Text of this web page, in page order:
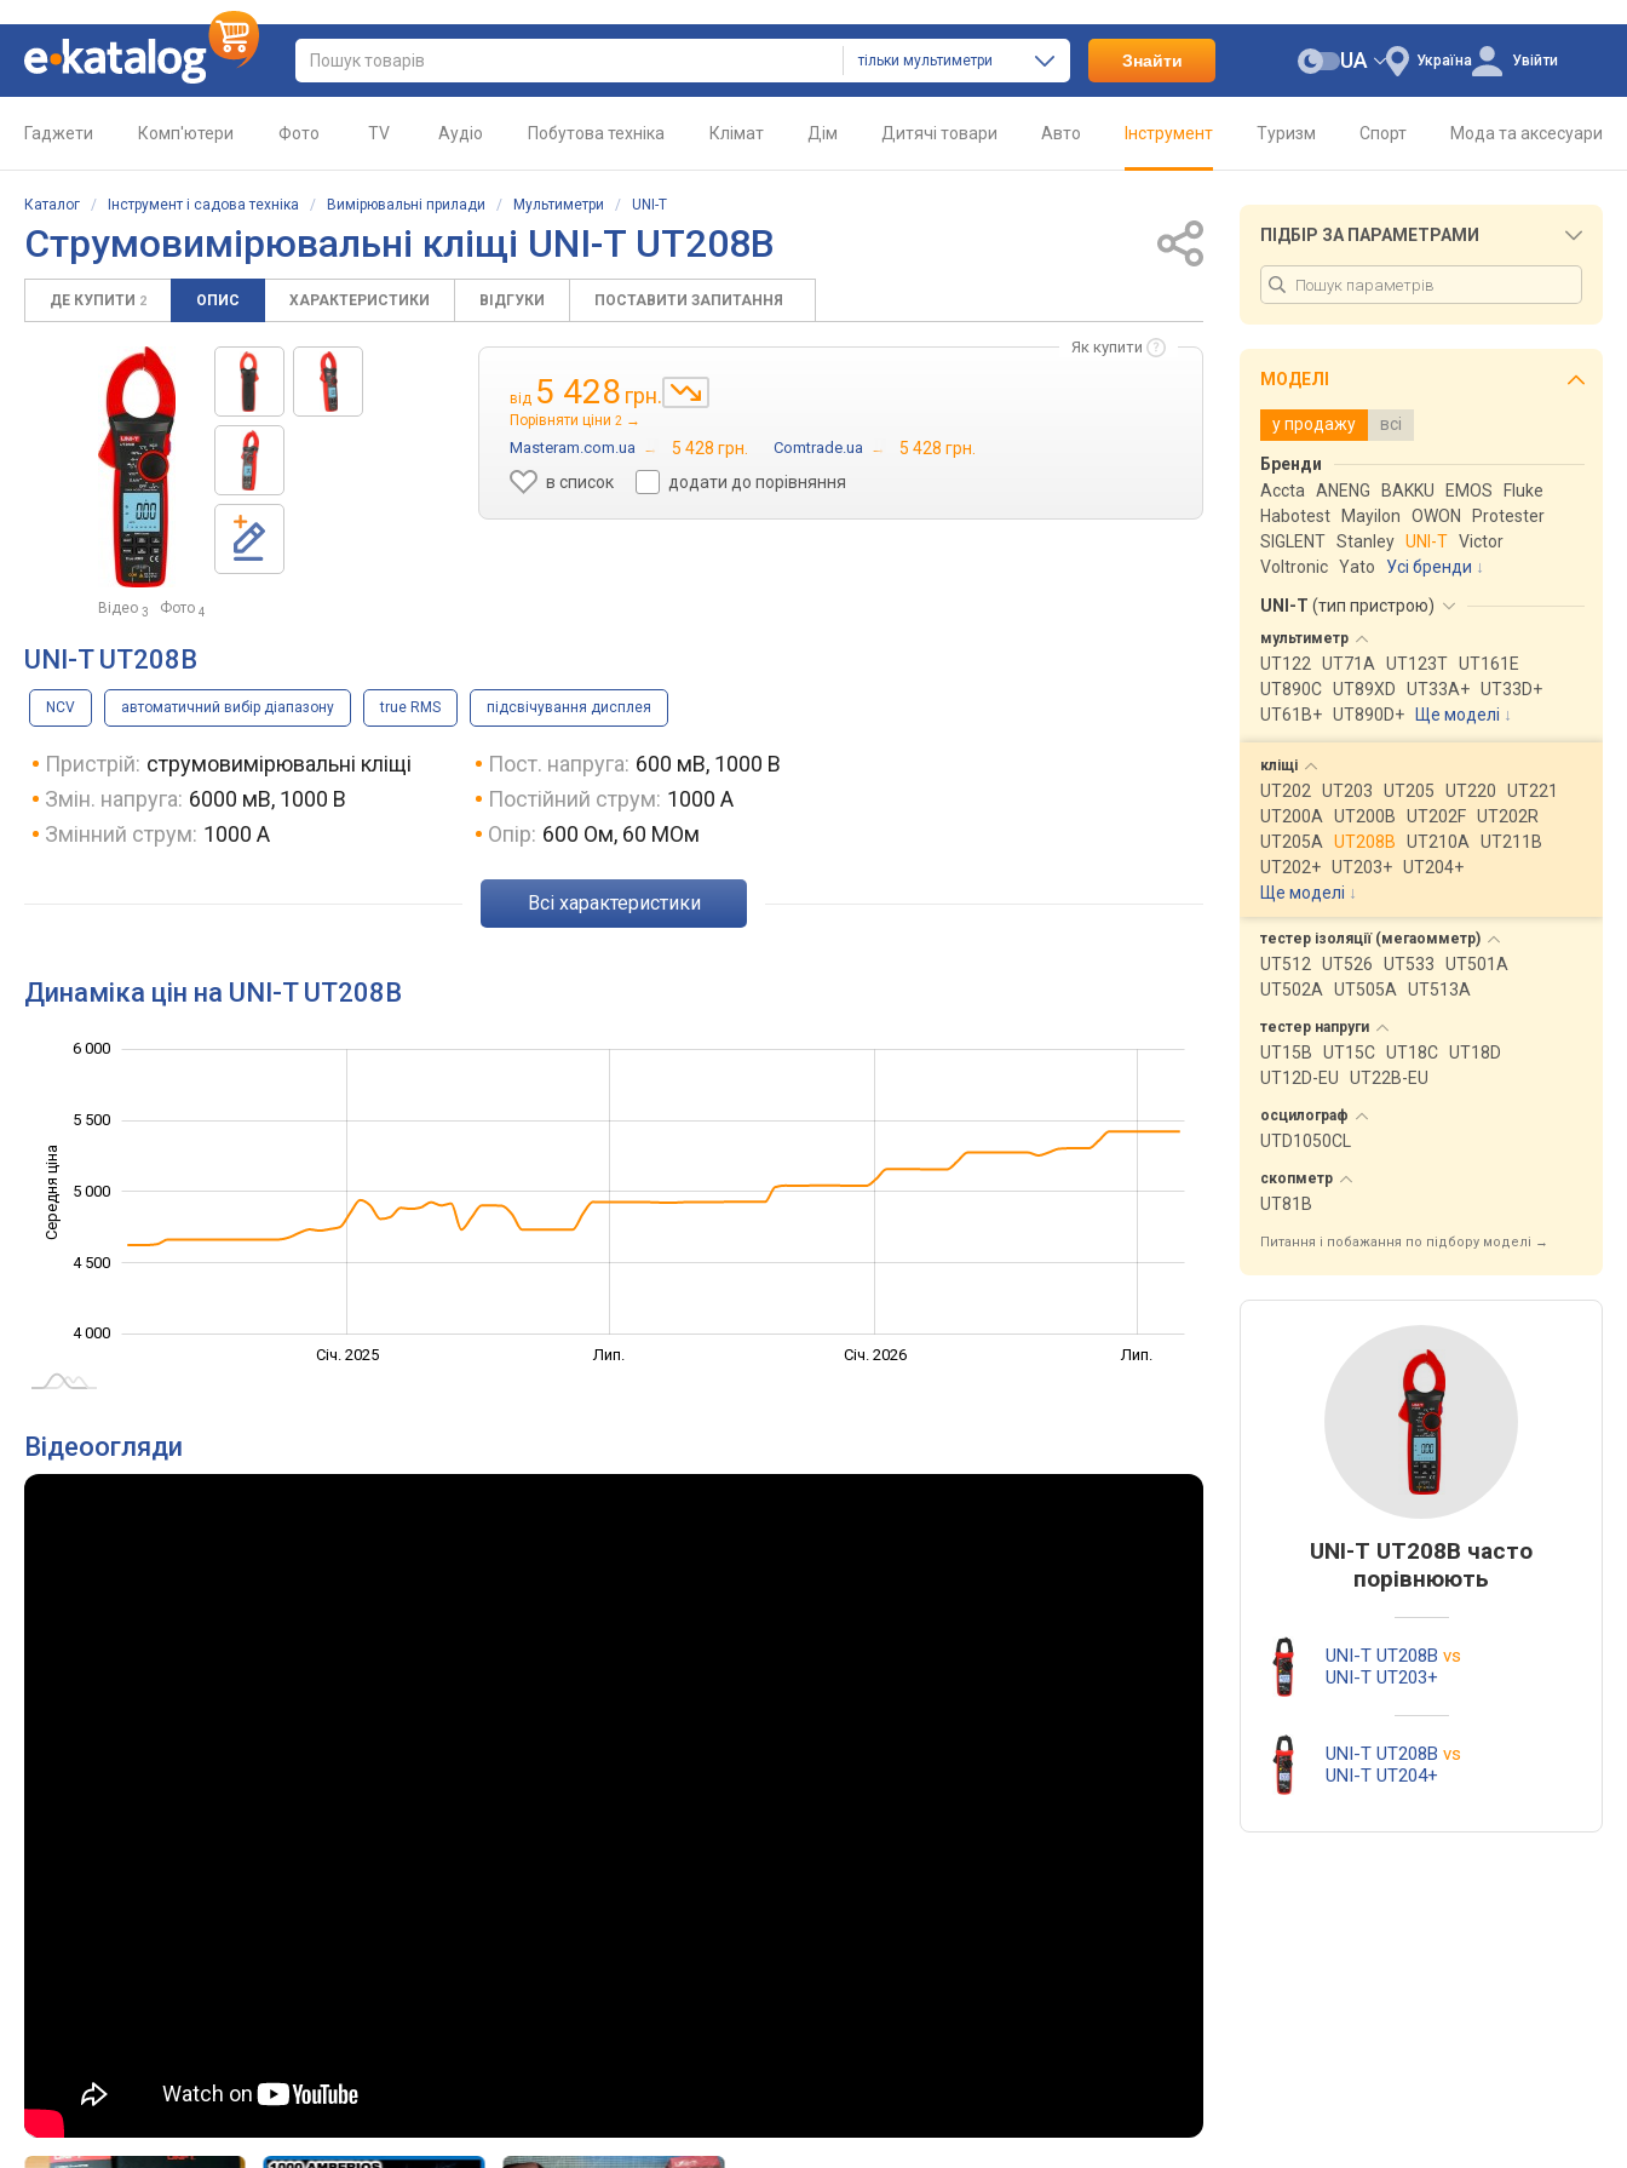
тільки мультиметри Знайти Україна
UA Увійти
Гаджети Комп'ютери Фото TV Аудіо Побутова техніка Клімат Дім Дитячі товари Авто Інструмент Туризм Спорт Мода та аксесуари
Каталог / Інструмент і садова техніка / Вимірювальні прилади / Мультиметри / UNI-T
Струмовимірювальні кліщі UNI-T UT208B
ДЕ КУПИТИ 2 ОПИС ХАРАКТЕРИСТИКИ ВІДГУКИ ПОСТАВИТИ ЗАПИТАННЯ
Відео 3 Фото 4
Як купити
від 5 428 грн.
Порівняти ціни 2 →
Masteram.com.ua → 5 428 грн. Comtrade.ua →
5 428 грн.
в список
додати до порівняння
UNI-T UT208B
NCV автоматичний вибір діапазону true RMS підсвічування дисплея
Пристрій: струмовимірювальні кліщі Пост. напруга: 600 мВ, 1000 В
Змін. напруга: 6000 мВ, 1000 В Постійний струм: 1000 А
Змінний струм: 1000 А Опір: 600 Ом, 60 МОм
Всі характеристики
Динаміка цін на UNI-T UT208B
Середня ціна 4 200
4 000
6 000
5 000
5 500
4 500
Січ. 2025 Лип. Січ. 2026 Лип.
Відеоогляди
ПІДБІР ЗА ПАРАМЕТРАМИ
МОДЕЛІ
у продажу всі
Бренди
Accta
ANENG BAKKU EMOS
Fluke
Habotest
Mayilon OWON
Protester
SIGLENT Stanley UNI-T Victor
Voltronic Yato
Усі бренди
UNI-T (тип пристрою)
мультиметр
UT122 UT71A UT123T UT161E
UT890C UT89XD UT33A+ UT33D+
UT61B+ UT890D+ Ще моделі ↓
кліщі
UT202 UT203 UT205 UT220
UT221
UT200A
UT200B UT202F UT202R
UT205A
UT208B UT210A
UT211B
UT202+ UT203+ UT204+
Ще моделі ↓
тестер ізоляції (мегаомметр)
UT512 UT526 UT533
UT501A
UT502A
UT505A UT513A
тестер напруги
UT15B UT15C UT18C UT18D
UT12D-EU
UT22B-EU
осцилограф
UTD1050CL
скопметр
UT81B
Питання і побажання по підбору моделі →
UNI-T UT208B часто
порівнюють
UNI-T UT208B vs
UNI-T UT203+
UNI-T UT208B vs
UNI-T UT204+